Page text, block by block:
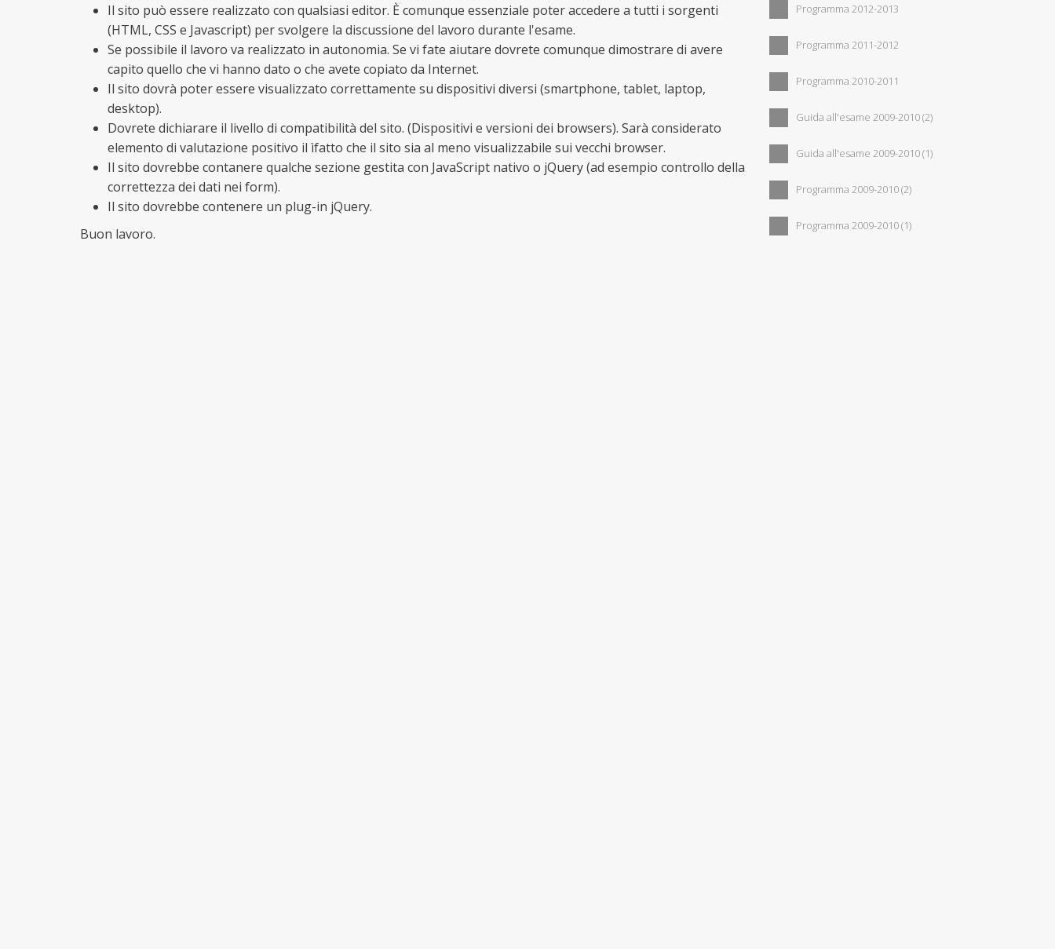
Il sito può essere realizzato con qualsiasi editor. È comunque essenziale poter accedere a tutti i sorgenti
(HTML, CSS e Javascript) per svolgere la discussione del lavoro durante l'esame.
Se possibile il lavoro va realizzato in autonomia. Se vi fate aiutare dovrete comunque dimostrare di avere
capito quello che vi hanno dato o che avete copiato da Internet.
Il sito dovrà poter essere visualizzato correttamente su dispositivi diversi (smartphone, tablet, laptop,
desktop).
Dovrete dichiarare il livello di compatibilità del sito. (Dispositivi e versioni dei browsers). Sarà considerato
elemento di valutazione positivo il ìfatto che il sito sia al meno visualizzabile sui vecchi browser.
Il sito dovrebbe contanere qualche sezione gestita con JavaScript nativo o jQuery (ad esempio controllo della
correttezza dei dati nei form).
Il sito dovrebbe contenere un plug-in jQuery.
Buon lavoro.
Programma 2012-2013
Programma 2011-2012
Programma 2010-2011
Guida all'esame 2009-2010 (2)
Guida all'esame 2009-2010 (1)
Programma 2009-2010 (2)
Programma 2009-2010 (1)